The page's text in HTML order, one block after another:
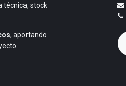
técnica, stock
, aportando